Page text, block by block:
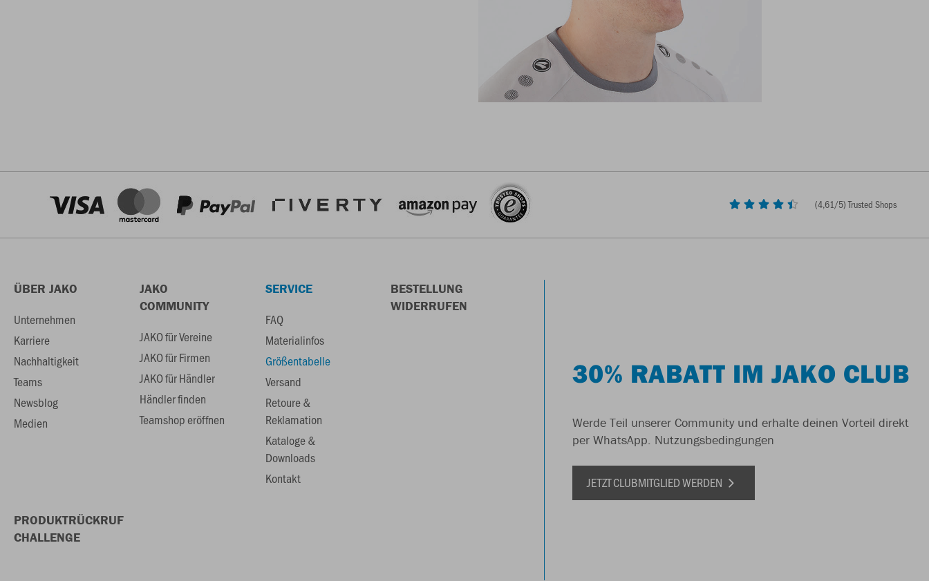
(4,61/5) Trusted Shops
ÜBER JAKO
Unternehmen
Karriere
Nachhaltigkeit
Teams
Newsblog
Medien
JAKO
COMMUNITY
JAKO für Vereine
JAKO für Firmen
JAKO für Händler
Händler finden
Teamshop eröffnen
SERVICE
FAQ
Materialinfos
Größentabelle
Versand
Retoure &
Reklamation
Kataloge &
Downloads
Kontakt
BESTELLUNG
WIDERRUFEN
PRODUKTRÜCKRUF
CHALLENGE
30% RABATT IM JAKO CLUB
Werde Teil unserer Community und erhalte deinen Vorteil direkt
per WhatsApp. Nutzungsbedingungen
JETZT CLUBMITGLIED WERDEN